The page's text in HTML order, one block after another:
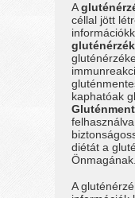
A
céllal jött
kaphatóak
diétát a
Önmagának.
A